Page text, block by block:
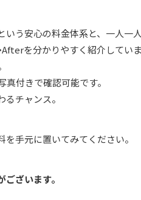
う安心の料金体系と、一人
を分かりやすく紹介していま
付きで確認可能です。
るチャンス。
手元に置いてみてください。
ざいます。